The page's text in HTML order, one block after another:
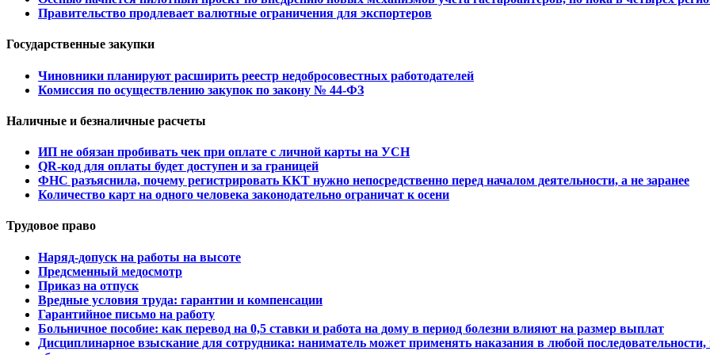
Правительство продлевает валютные ограничения для экспортеров
Государственные закупки
Чиновники планируют расширить реестр недобросовестных работодателей
Комиссия по осуществлению закупок по закону № 44-ФЗ
Наличные и безналичные расчеты
ИП не обязан пробивать чек при оплате с личной карты на УСН
QR-код для оплаты будет доступен и за границей
ФНС разъяснила, почему регистрировать ККТ нужно непосредственно перед началом деятельности, а не заранее
Количество карт на одного человека законодательно ограничат к осени
Трудовое право
Наряд-допуск на работы на высоте
Предсменный медосмотр
Приказ на отпуск
Вредные условия труда: гарантии и компенсации
Гарантийное письмо на работу
Больничное пособие: как перевод на 0,5 ставки и работа на дому в период болезни влияют на размер выплат
Дисциплинарное взыскание для сотрудника: наниматель может применять наказания в любой